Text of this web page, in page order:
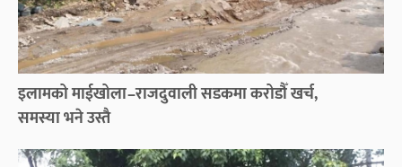
इलामको माईखोला–राजदुवाली सडकमा करोडौँ खर्च,
समस्या भने उस्तै